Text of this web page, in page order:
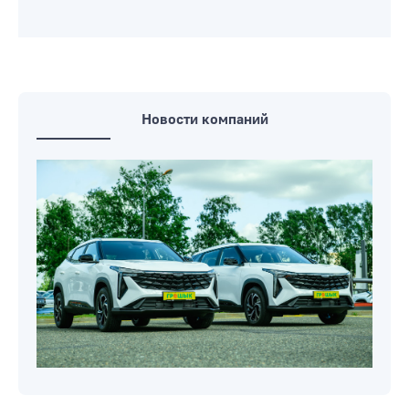
Новости компаний